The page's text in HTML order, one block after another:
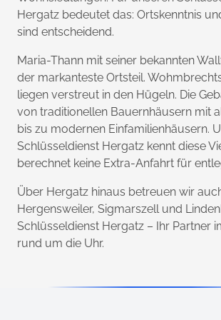
Hergatz bedeutet das: Ortskenntnis
sind entscheidend.
Maria-Thann mit seiner bekannten
der markanteste Ortsteil.
liegen verstreut in den Hügeln. Die
von traditionellen Bauernhäusern mit
bis zu modernen Einfamilienhäusern.
Schlüsseldienst Hergatz kennt diese
berechnet keine Extra-Anfahrt für
Über Hergatz hinaus betreuen wir
Hergensweiler, Sigmarszell und
Schlüsseldienst Hergatz – Ihr Partner
rund um die Uhr.